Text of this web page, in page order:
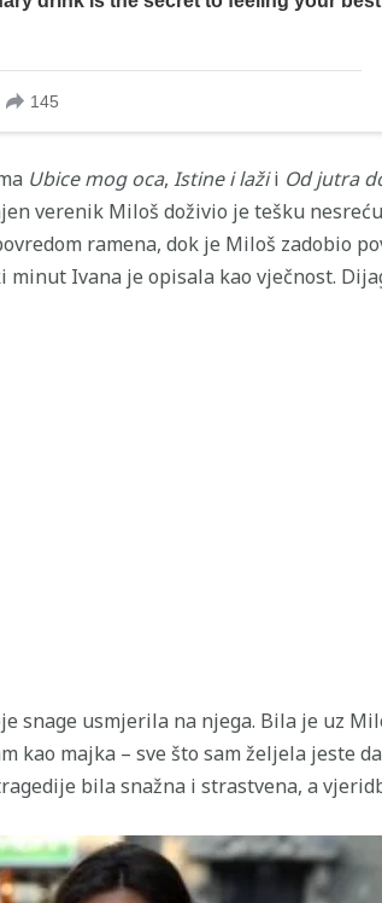
Ubice mog oca, Istine i lažii Od jutra
verenik Miloš doživio je tešku
ramena, dok je Miloš zadobio
minut Ivana je opisala kao vječnost.
snage usmjerila na njega. Bila je uz
majka – sve što sam željela jeste
bila snažna i strastvena, a